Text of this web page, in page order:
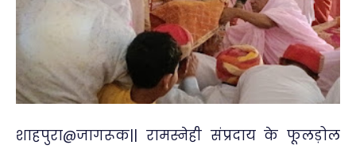
शाहपुरा@जागरूक|| रामस्नेही संप्रदाय के फूलड़ोल